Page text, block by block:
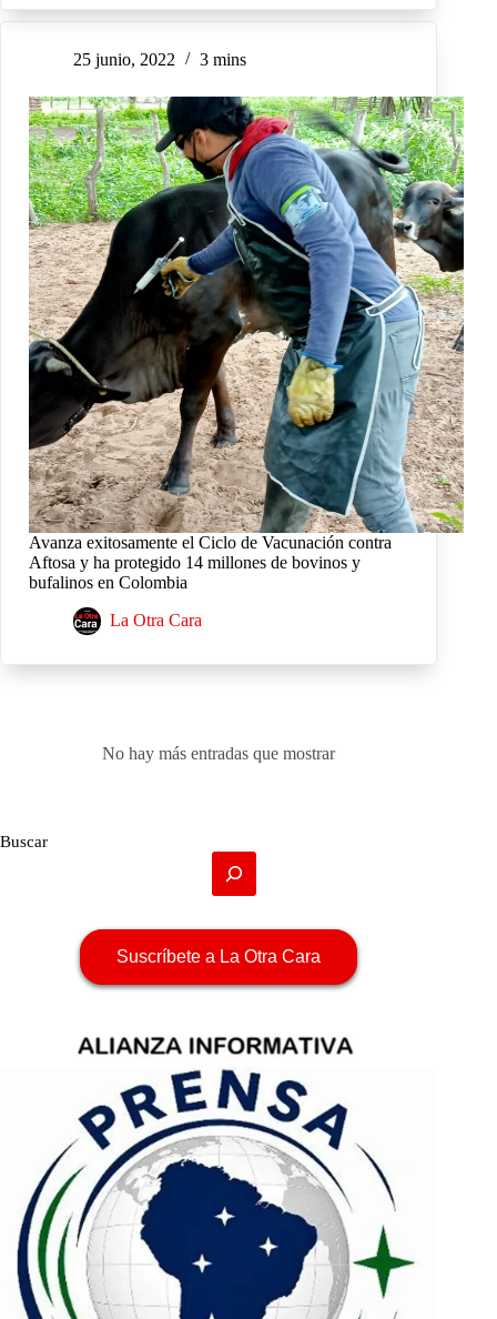
25 junio, 2022 3 mins
Avanza exitosamente el Ciclo de Vacunación contra
Aftosa y ha protegido 14 millones de bovinos y
bufalinos en Colombia
La Otra Cara
No hay más entradas que mostrar
Buscar
Suscríbete a La Otra Cara